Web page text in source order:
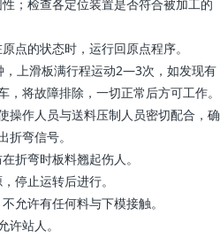
；检查各定位装置是否符合被加工的
点的状态时，运行回原点程序。
上滑板满行程运动2—3次，如发现有
将故障排除，一切正常后方可工作。
操作人员与送料压制人员密切配合，确
弯信号。
折弯时板料翘起伤人。
停止运转后进行。
允许有任何料与下模接触。
站人。